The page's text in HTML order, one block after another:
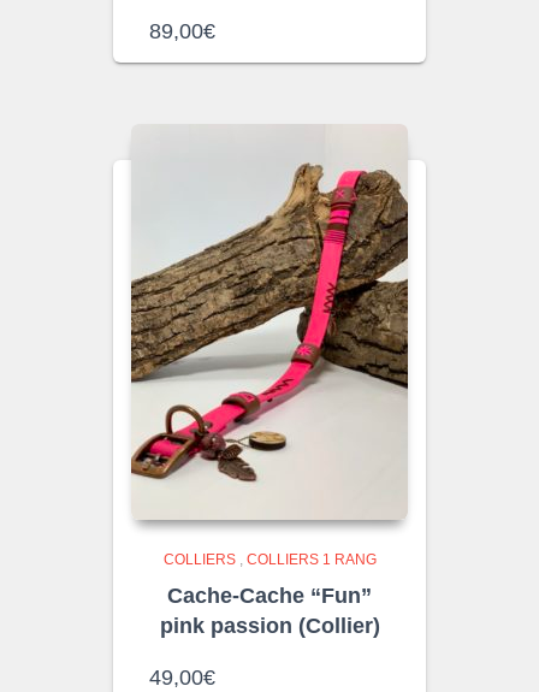
89,00€
COLLIERS, COLLIERS 1 RANG
Cache-Cache “Fun”
pink passion (Collier)
49,00€